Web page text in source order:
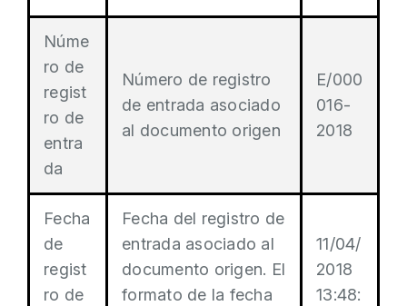
Núme
ro de
regist
ro de
entra
da
Número de registro
de entrada asociado
al documento origen
E/000
016-
2018
Fecha
de
regist
ro de
Fecha del registro de
entrada asociado al
documento origen. El
formato de la fecha
11/04/
2018
13:48: